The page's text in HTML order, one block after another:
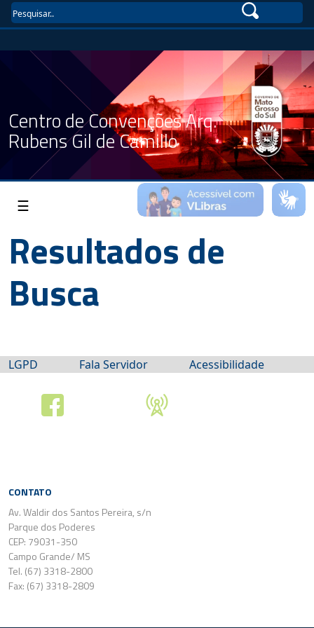
Centro de Convenções Arq.
Rubens Gil de Camillo
☰
Resultados de
Busca
LGPD Fala Servidor Acessibilidade
CONTATO
Av. Waldir dos Santos Pereira, s/n
Parque dos Poderes
CEP: 79031-350
Campo Grande/ MS
Tel. (67) 3318-2800
Fax: (67) 3318-2809